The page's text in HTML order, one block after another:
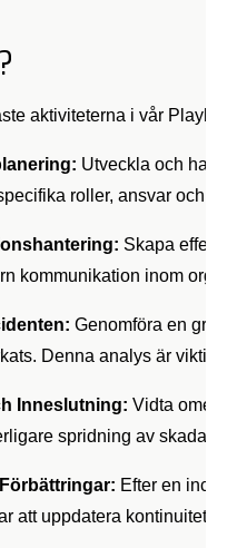
aktiviteterna i vår Playbook
Utveckla och ha en
roller, ansvar och
Skapa
kommunikation inom
Genomföra en
Denna analys är viktig för
Inneslutning: Vidta
spridning av skadan.
Efter en
att uppdatera